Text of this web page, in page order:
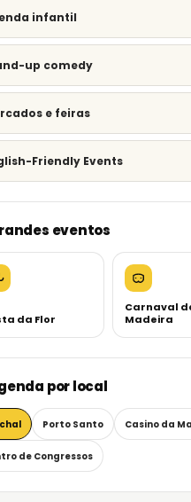
infantil
up comedy
e feiras
Friendly Events
eventos
da Flor
Carnaval
Madeira
por local
Porto Santo Casino da
de Congressos